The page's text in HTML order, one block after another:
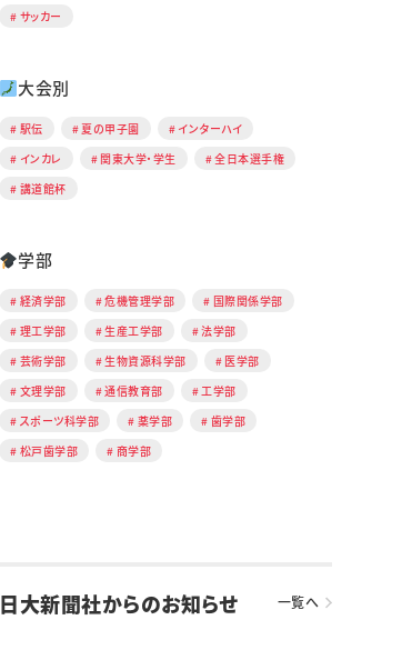
サッカー
大会別
駅伝 夏の甲子園
インターハイ
インカレ
関東大学・学生
全日本選手権
講道館杯
学部
経済学部 危機管理学部
国際関係学部
理工学部
生産工学部
法学部
芸術学部
生物資源科学部
医学部
文理学部
通信教育部
工学部
スポーツ科学部
薬学部
歯学部
松戸歯学部
商学部
日大新聞社からのお知らせ 一覧へ